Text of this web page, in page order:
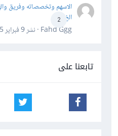
2
الاسهم وتخصصاته وفريق
الخ
Fahd Ggg · نشر
9 فبراير 2025
تابعنا على